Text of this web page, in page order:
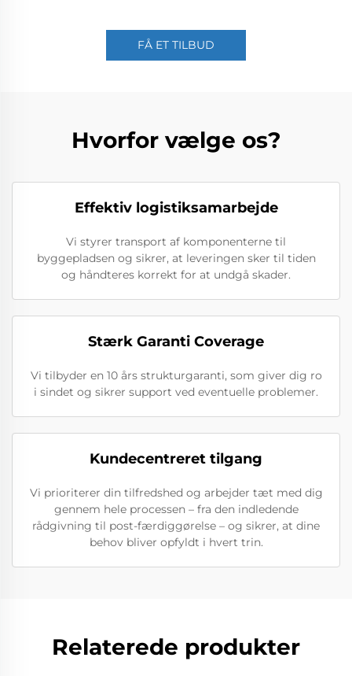
FÅ ET TILBUD
Hvorfor vælge os?
Effektiv logistiksamarbejde
Vi styrer transport af komponenterne til
byggepladsen og sikrer, at leveringen sker til tiden
og håndteres korrekt for at undgå skader.
Stærk Garanti Coverage
Vi tilbyder en 10 års strukturgaranti, som giver dig ro
i sindet og sikrer support ved eventuelle problemer.
Kundecentreret tilgang
Vi prioriterer din tilfredshed og arbejder tæt med dig
gennem hele processen – fra den indledende
rådgivning til post-færdiggørelse – og sikrer, at dine
behov bliver opfyldt i hvert trin.
Relaterede produkter